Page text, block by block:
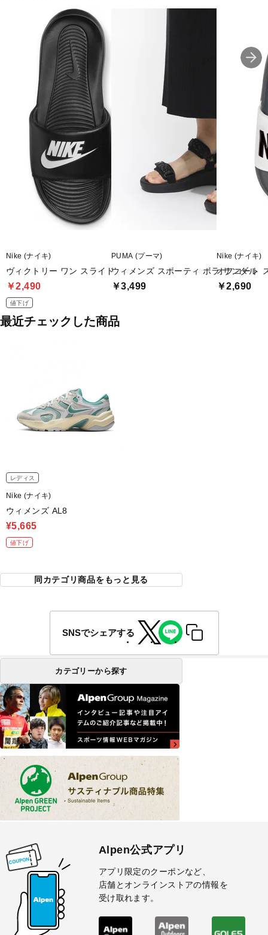
Nike (ナイキ)
ヴィクトリー ワン スライド
￥2,490
値下げ
PUMA (プーマ)
ウィメンズ スポーティ ボラ サンダル
￥3,499
Nike (ナイキ)
オフコート
￥2,690
最近チェックした商品
レディス
Nike (ナイキ)
ウィメンズ AL8
¥5,665
値下げ
同カテゴリ商品をもっと見る
SNSでシェアする
カテゴリーから探す
Alpen公式アプリ
アプリ限定のクーポンなど、
店舗とオンラインストアの情報を
受け取れます。